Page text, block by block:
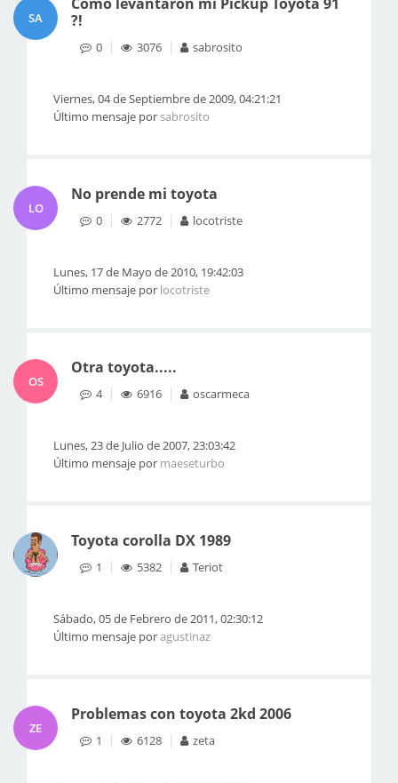
SA
?!
0 3076 sabrosito
Viernes, 04 de Septiembre de 2009, 04:21:21
Último mensaje porsabrosito
LO
No prende mi toyota
0 2772 locotriste
Lunes, 17 de Mayo de 2010, 19:42:03
Último mensaje por locotriste
OS
Otra toyota.....
4 6916 oscarmeca
Lunes, 23 de Julio de 2007, 23:03:42
Último mensaje por maeseturbo
Toyota corolla DX 1989
1 5382 Teriot
Sábado, 05 de Febrero de 2011, 02:30:12
Último mensaje poragustinaz
ZE
Problemas con toyota 2kd 2006
1 6128 zeta